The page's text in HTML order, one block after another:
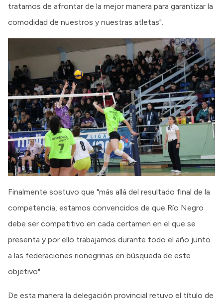
tratamos de afrontar de la mejor manera para garantizar la
comodidad de nuestros y nuestras atletas".
Finalmente sostuvo que "más allá del resultado final de la
competencia, estamos convencidos de que Río Negro
debe ser competitivo en cada certamen en el que se
presenta y por ello trabajamos durante todo el año junto
a las federaciones rionegrinas en búsqueda de este
objetivo".
De esta manera la delegación provincial retuvo el título de